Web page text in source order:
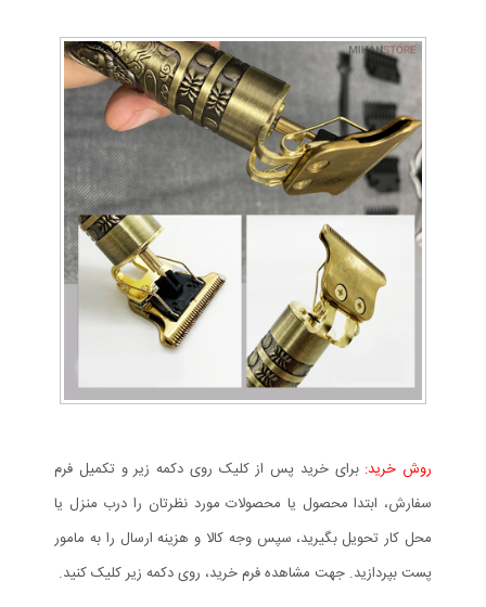
روش خرید: برای خرید پس از کلیک روی دکمه زیر و تکمیل فرم
سفارش، ابتدا محصول یا محصولات مورد نظرتان را درب منزل یا
محل کار تحویل بگیرید، سپس وجه کالا و هزینه ارسال را به مامور
پست بپردازید. جهت مشاهده فرم خرید، روی دکمه زیر کلیک کنید.